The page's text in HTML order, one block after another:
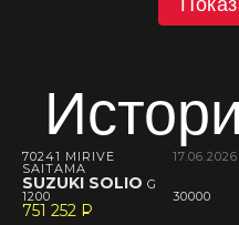
70241 MIRIVE
SAITAMA
17.06.2026
SUZUKI SOLIO G
1200 30000
751 252 P
--